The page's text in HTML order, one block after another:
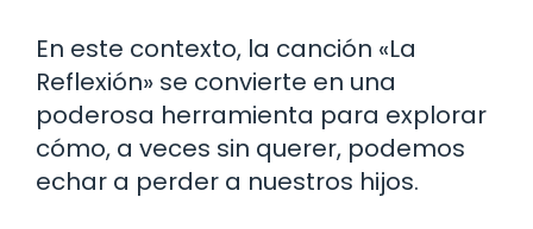
En este contexto, la canción «La
Reflexión» se convierte en una
poderosa herramienta para explorar
cómo, a veces sin querer, podemos
echar a perder a nuestros hijos.